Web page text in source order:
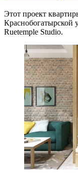
Этот проект
Краснобогатырской
Ruetemple Studio.